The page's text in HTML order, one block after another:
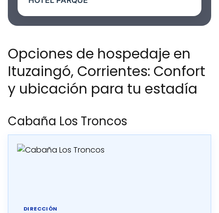
Opciones de hospedaje en
Ituzaingó, Corrientes: Confort
y ubicación para tu estadía
Cabaña Los Troncos
DIRECCIÓN